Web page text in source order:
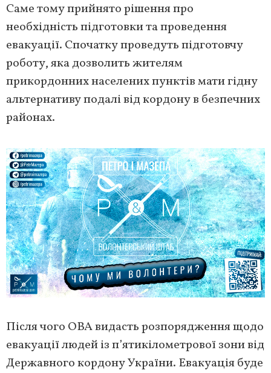
Саме тому прийнято рішення про
необхідність підготовки та проведення
евакуації. Спочатку проведуть підготовчу
роботу, яка дозволить жителям
прикордонних населених пунктів мати гідну
альтернативу подалі від кордону в безпечних
районах.
Після чого ОВА видасть розпорядження щодо
евакуації людей із п’ятикілометрової зони від
Державного кордону України. Евакуація буде